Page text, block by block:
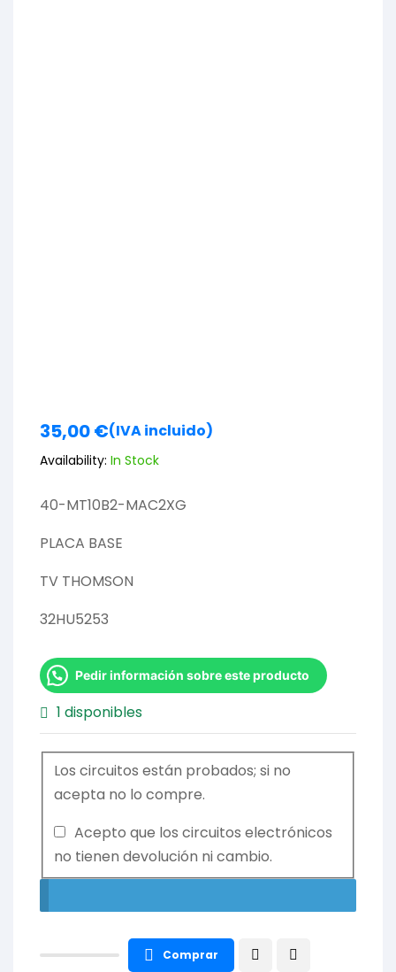
35,00€(IVA incluido)
Availability: In Stock
40-MT10B2-MAC2XG
PLACA BASE
TV THOMSON
32HU5253
Pedir información sobre este producto
1 disponibles
Los circuitos están probados; si no
acepta no lo compre.
Acepto que los circuitos electrónicos
no tienen devolución ni cambio.
Comprar